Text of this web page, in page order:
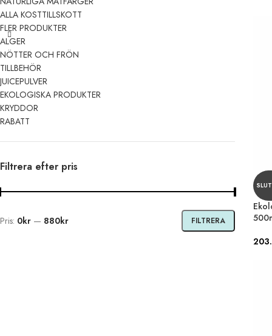
ALLA KOSTTILLSKOTT
FLER PRODUKTER
ALGER
NÖTTER OCH FRÖN
TILLBEHÖR
JUICEPULVER
EKOLOGISKA PRODUKTER
KRYDDOR
RABATT
Filtrera efter pris
FILTRERA
Pris: 0kr — 880kr